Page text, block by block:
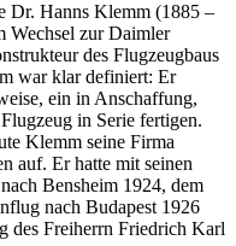
Dr. Hanns Klemm (1885 –
Wechsel zur Daimler
des Flugzeugbaus
war klar definiert: Er
ein in Anschaffung,
in Serie fertigen.
Klemm seine Firma
auf. Er hatte mit seinen
Bensheim 1924, dem
nach Budapest 1926
des Freiherrn Friedrich Karl